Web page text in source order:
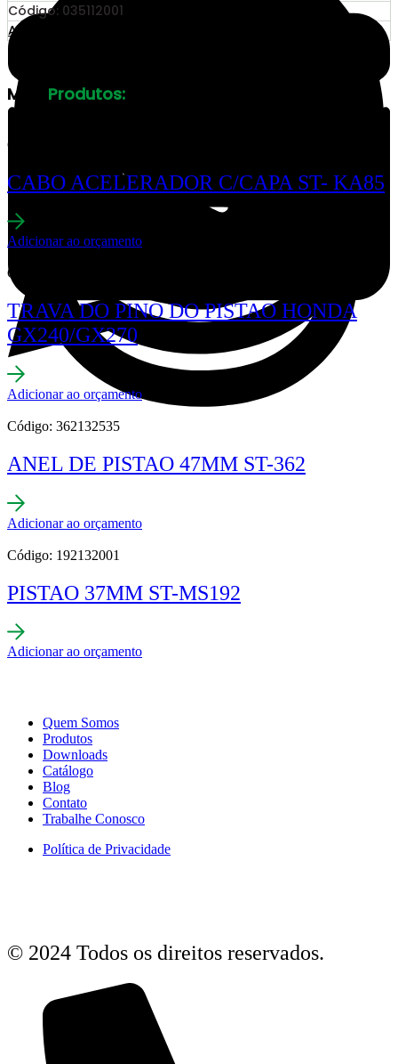
Código: 035112001
Adicionar ao Orçamento
Mais Produtos:
Código: 160718239
CABO ACELERADOR C/CAPA ST- KA85
Adicionar ao orçamento
Código: 630810161
TRAVA DO PINO DO PISTAO HONDA
GX240/GX270
Adicionar ao orçamento
Código: 362132535
ANEL DE PISTAO 47MM ST-362
Adicionar ao orçamento
Código: 192132001
PISTAO 37MM ST-MS192
Adicionar ao orçamento
Quem Somos
Produtos
Downloads
Catálogo
Blog
Contato
Trabalhe Conosco
Política de Privacidade
© 2024 Todos os direitos reservados.